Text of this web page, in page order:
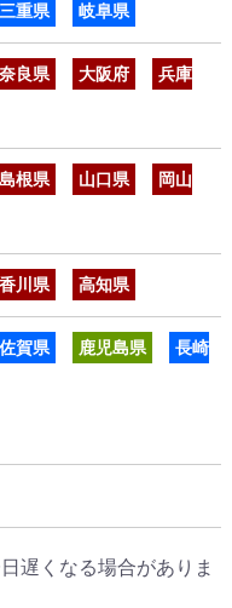
三重県 岐阜県
奈良県 大阪府 兵庫
島根県 山口県 岡山
香川県 高知県
佐賀県 鹿児島県 長崎
遅くなる場合がありま